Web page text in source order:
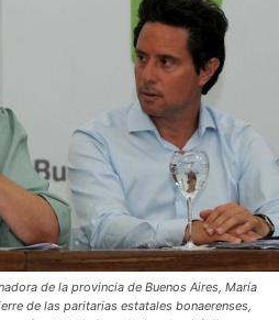
de la provincia de Buenos Aires, María
de las paritarias estatales bonaerenses,